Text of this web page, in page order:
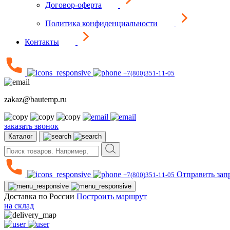
Договор-оферта
Политика конфиденциальности
Контакты
+7(800)351-11-05
zakaz@bautemp.ru
заказать звонок
Каталог
+7(800)351-11-05 Отправить
Доставка по России Построить маршрут
на склад